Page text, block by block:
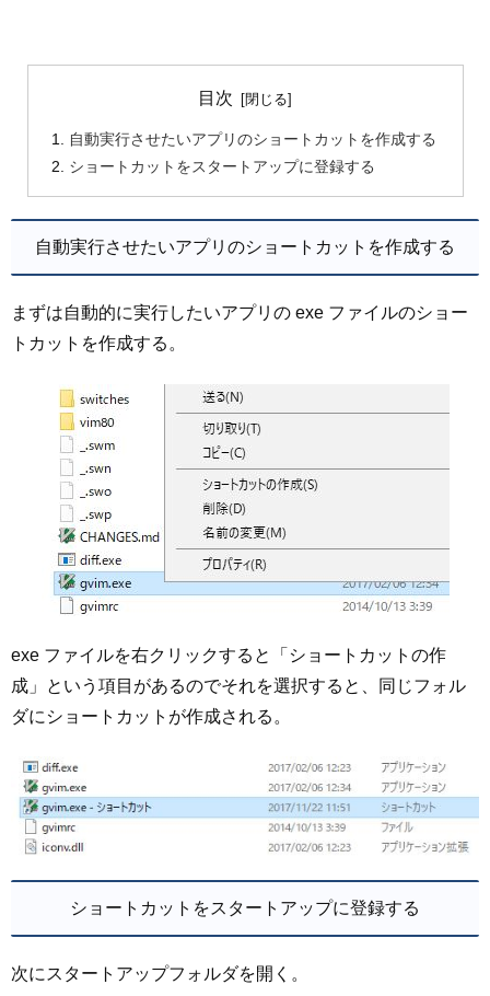
目次
自動実行させたいアプリのショートカットを作成する
ショートカットをスタートアップに登録する
自動実行させたいアプリのショートカットを作成する
まずは自動的に実行したいアプリの exe ファイルのショー
トカットを作成する。
exe ファイルを右クリックすると「ショートカットの作
成」という項目があるのでそれを選択すると、同じフォル
ダにショートカットが作成される。
ショートカットをスタートアップに登録する
次にスタートアップフォルダを開く。